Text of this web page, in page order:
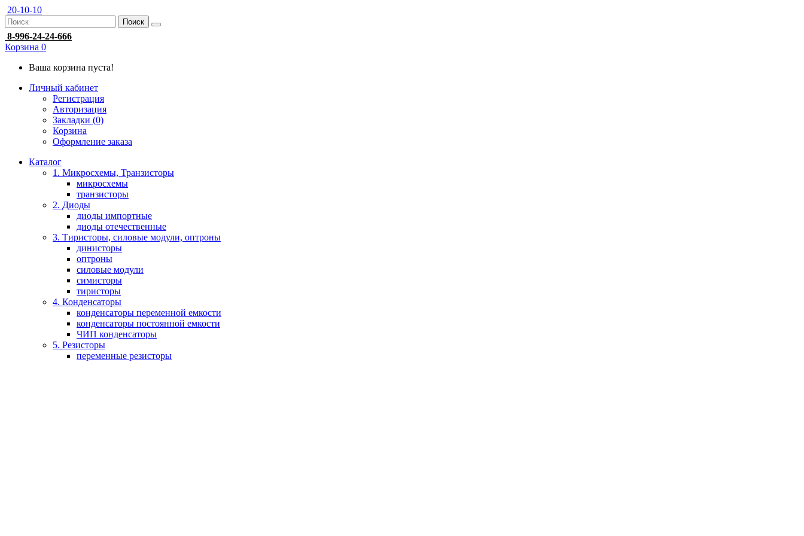
20-10-10
Поиск
8-996-24-24-666
Корзина 0
Ваша корзина пуста!
Личный кабинет
Регистрация
Авторизация
Закладки (0)
Корзина
Оформление заказа
Каталог
1. Микросхемы, Транзисторы
микросхемы
транзисторы
2. Диоды
диоды импортные
диоды отечественные
3. Тиристоры, силовые модули, оптроны
динисторы
оптроны
силовые модули
симисторы
тиристоры
4. Конденсаторы
конденсаторы переменной емкости
конденсаторы постоянной емкости
ЧИП конденсаторы
5. Резисторы
переменные резисторы